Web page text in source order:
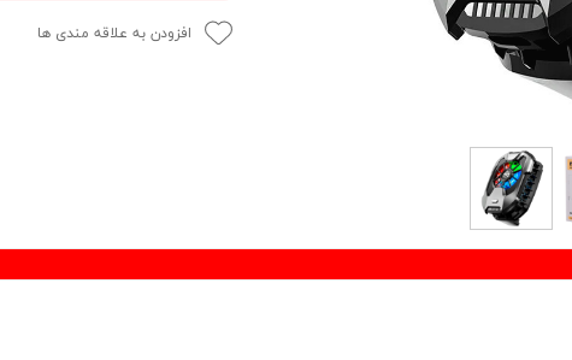
افزودن به علاقه مندی ها